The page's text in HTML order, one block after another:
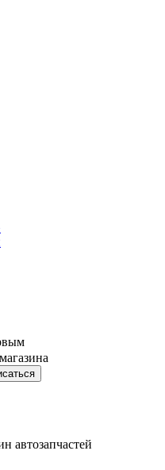
автозапчастей